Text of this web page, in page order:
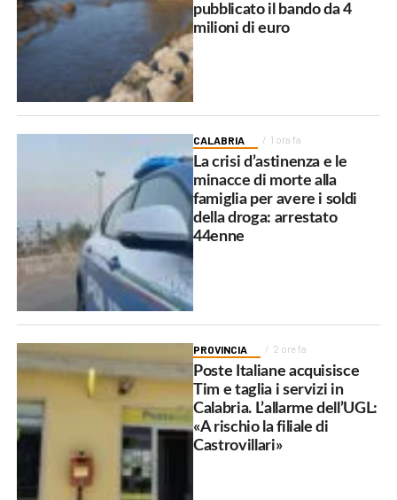
pubblicato il bando da 4
milioni di euro
CALABRIA 1 ora fa
La crisi d’astinenza e le
minacce di morte alla
famiglia per avere i soldi
della droga: arrestato
44enne
PROVINCIA 2 ore fa
Poste Italiane acquisisce
Tim e taglia i servizi in
Calabria. L’allarme dell’UGL:
«A rischio la filiale di
Castrovillari»